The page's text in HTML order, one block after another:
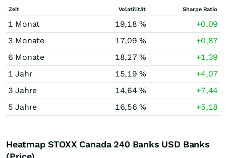
Zeit Volatilität Sharpe Ratio
1 Monat 19,18 %
+0,09
3 Monate
17,09 %
+0,87
6 Monate
18,27 %
+1,39
1 Jahr
15,19 %
+4,07
3 Jahre
14,64 %
+7,44
5 Jahre
16,56 % +5,18
Heatmap STOXX Canada 240 Banks USD Banks